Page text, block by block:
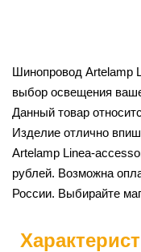
Шинопровод Artelamp
выбор освещения
Данный товар
Изделие отлично
Artelamp Linea-
рублей. Возможна
России. Выбирайте